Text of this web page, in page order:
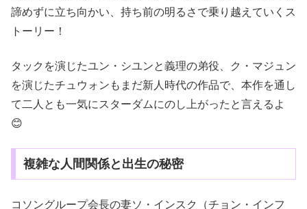
諦めずに立ち向かい、持ち前の明るさで乗り越えていくス
トーリー！
タックを演じたユン・シユンと義理の弟役、ク・マジュン
を演じたチュウォンもまだ新人時代の作品で、本作を通し
て二人とも一気にスターダムにのし上がったと言えるよ
😊
複雑な人間関係と出生の秘密
コソングループ会長の妻ソ・インスク（チョン・インフ